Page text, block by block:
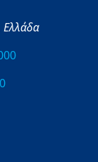
Ελλάδα